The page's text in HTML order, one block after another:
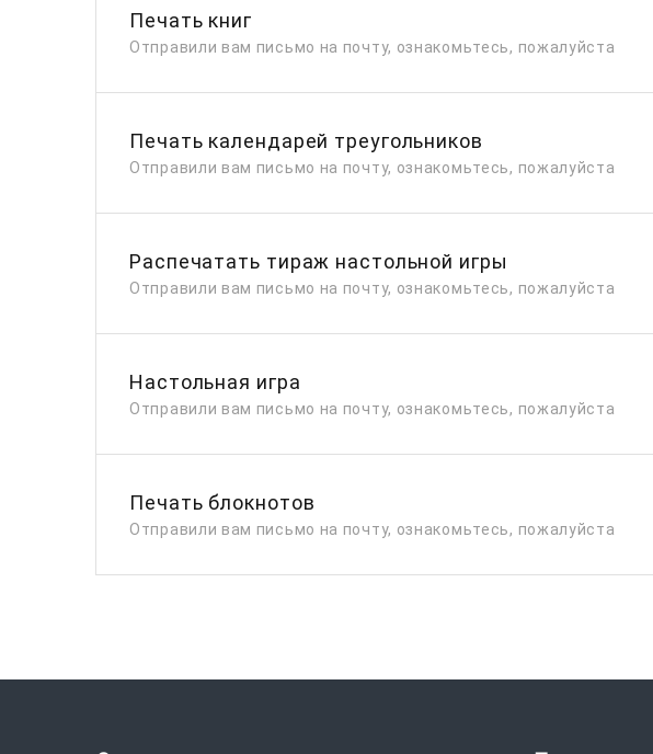
Печать книг
Отправили вам письмо на почту, ознакомьтесь, пожалуйста
Печать календарей треугольников
Отправили вам письмо на почту, ознакомьтесь, пожалуйста
Распечатать тираж настольной игры
Отправили вам письмо на почту, ознакомьтесь, пожалуйста
Настольная игра
Отправили вам письмо на почту, ознакомьтесь, пожалуйста
Печать блокнотов
Отправили вам письмо на почту, ознакомьтесь, пожалуйста